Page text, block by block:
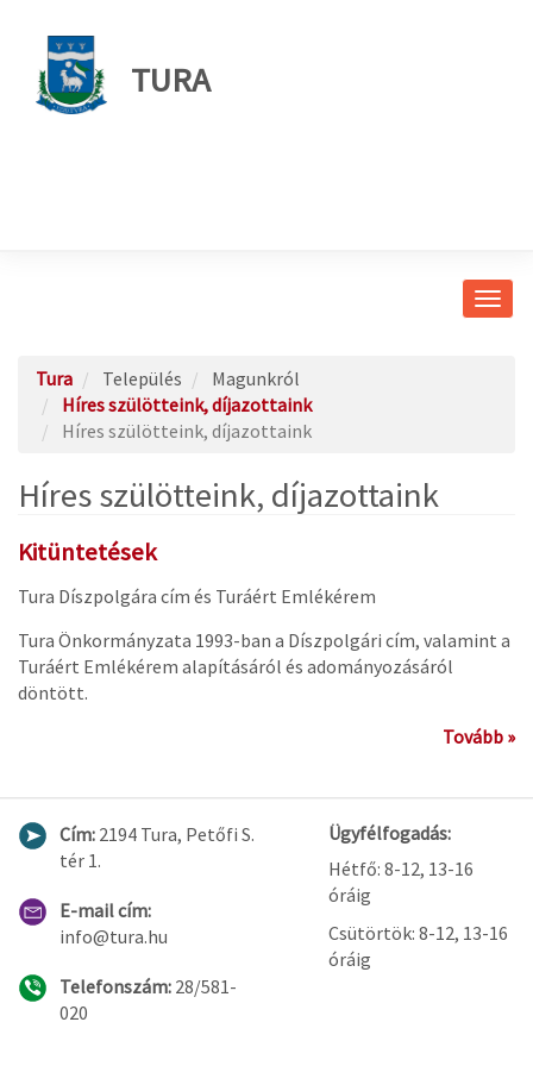
TURA
Tura Település
Magunkról
Híres szülötteink, díjazottaink
Híres szülötteink, díjazottaink
Híres szülötteink, díjazottaink
Kitüntetések
Tura Díszpolgára cím és Turáért Emlékérem
Tura Önkormányzata 1993-ban a Díszpolgári cím, valamint a
Turáért Emlékérem alapításáról és adományozásáról
döntött.
Tovább »
Cím: 2194 Tura, Petőfi S.
tér 1.
E-mail cím:
info@tura.hu
Telefonszám: 28/581-
020
Ügyfélfogadás:
Hétfő: 8-12, 13-16
óráig
Csütörtök: 8-12, 13-16
óráig